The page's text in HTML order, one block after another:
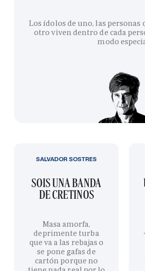
Los ídolos de uno, las personas
otro viven dentro de cada
modo
SOIS UNA BANDA
DE CRETINOS
Masa amorfa,
deprimente turba
que va a las rebajas o
se pone gafas de
cartón porque no
SALVADOR SOSTRES